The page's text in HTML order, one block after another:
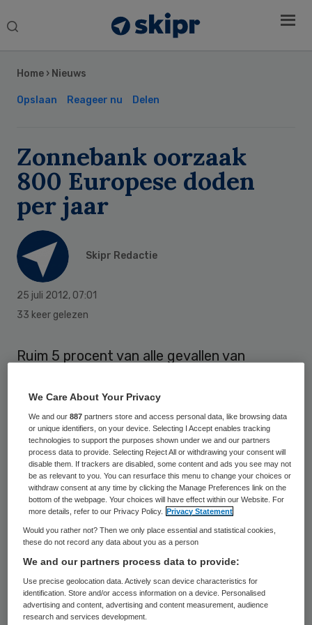
Search
Home › Nieuws
Opslaan Reageer nu Delen
Zonnebank oorzaak
800 Europese doden
per jaar
Skipr Redactie
25 juli 2012, 07:01
33 keer gelezen
Ruim 5 procent van alle gevallen van
door een zonnebank. Dat blijkt uit een
dinsdag gepubliceerde studie in de British
Medical Journal.
De onderzoekers bekeken ruim 11.000
patiënten met huidkanker. Daaruit leiden de
onderzoekers van het Europees
Kankerinstituut in Italië en het
Internationale Preventie en Research
Instituut in Frankrijk af dat er per jaar in
Europa 800 mensen sterven aan huidkanker
door gebruik van een zonnebank.
Sidebar
We Care About Your Privacy
We and our887 partners store and access personal data, like browsing data
or unique identifiers, on your device. Selecting I Accept enables tracking
technologies to support the purposes shown under we and our partners
process data to provide. Selecting Reject All or withdrawing your consent will
disable them. If trackers are disabled, some content and ads you see may not
be as relevant to you. You can resurface this menu to change your choices or
withdraw consent at any time by clicking the Manage Preferences link on the
bottom of the webpage. Your choices will have effect within our Website. For
more details, refer to our Privacy Policy.
Privacy Statement
Would you rather not? Then we only place essential and statistical cookies,
these do not record any data about you as a person
We and our partners process data to provide:
Use precise geolocation data. Actively scan device characteristics for
identification. Store and/or access information on a device. Personalised
advertising and content, advertising and content measurement, audience
research and services development.